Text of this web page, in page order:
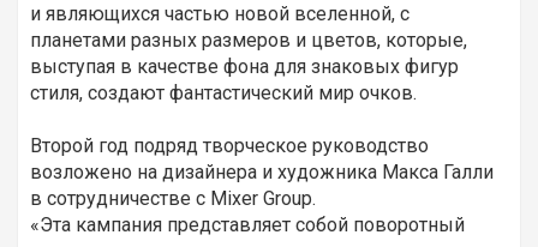
и являющихся частью новой вселенной, с
планетами разных размеров и цветов, которые,
выступая в качестве фона для знаковых фигур
стиля, создают фантастический мир очков.
Второй год подряд творческое руководство
возложено на дизайнера и художника Макса Галли
в сотрудничестве с Mixer Group.
«Эта кампания представляет собой поворотный